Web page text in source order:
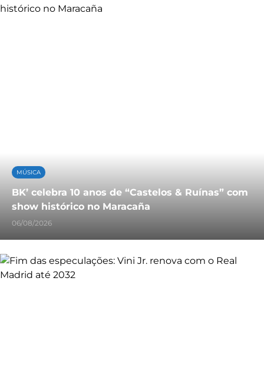
MÚSICA
BK’ celebra 10 anos de “Castelos & Ruínas” com
show histórico no Maracaña
06/08/2026